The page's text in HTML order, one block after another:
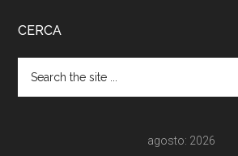
CERCA
agosto: 2026